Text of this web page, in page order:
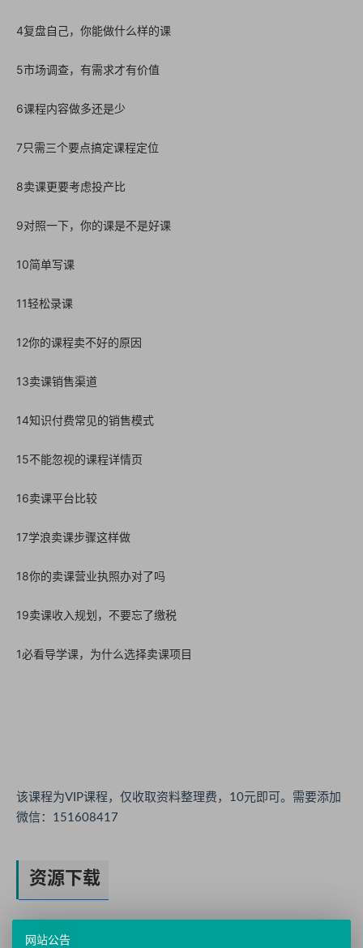
4复盘自己，你能做什么样的课
5市场调查，有需求才有价值
6课程内容做多还是少
7只需三个要点搞定课程定位
8卖课更要考虑投产比
9对照一下，你的课是不是好课
10简单写课
11轻松录课
12你的课程卖不好的原因
13卖课销售渠道
14知识付费常见的销售模式
15不能忽视的课程详情页
16卖课平台比较
17学浪卖课步骤这样做
18你的卖课营业执照办对了吗
19卖课收入规划，不要忘了缴税
1必看导学课，为什么选择卖课项目
该课程为VIP课程，仅收取资料整理费，10元即可。需要添加
微信：151608417
资源下载
网站公告